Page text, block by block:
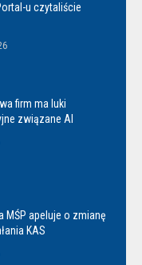
u czytaliście
firm ma luki
związane AI
MŚP apeluje o zmianę
KAS